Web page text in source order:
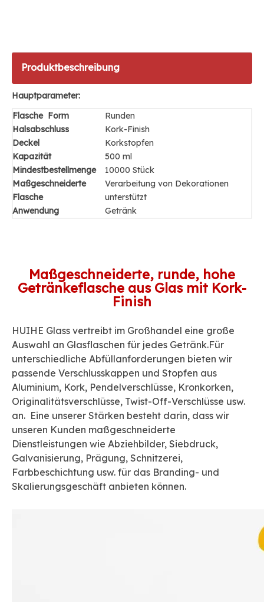
Produktbeschreibung
Hauptparameter:
Flasche Form
Runden
Halsabschluss
Kork-Finish
Deckel
Korkstopfen
Kapazität
500 ml
Mindestbestellmenge
10000 Stück
Maßgeschneiderte
Flasche
Verarbeitung von Dekorationen
unterstützt
Anwendung
Getränk
Maßgeschneiderte, runde, hohe
Getränkeflasche aus Glas mit Kork-
Finish
HUIHE Glass vertreibt im Großhandel eine große
Auswahl an Glasflaschen für jedes Getränk.Für
unterschiedliche Abfüllanforderungen bieten wir
passende Verschlusskappen und Stopfen aus
Aluminium, Kork, Pendelverschlüsse, Kronkorken,
Originalitätsverschlüsse, Twist-Off-Verschlüsse usw.
an. Eine unserer Stärken besteht darin, dass wir
unseren Kunden maßgeschneiderte
Dienstleistungen wie Abziehbilder, Siebdruck,
Galvanisierung, Prägung, Schnitzerei,
Farbbeschichtung usw. für das Branding- und
Skalierungsgeschäft anbieten können.